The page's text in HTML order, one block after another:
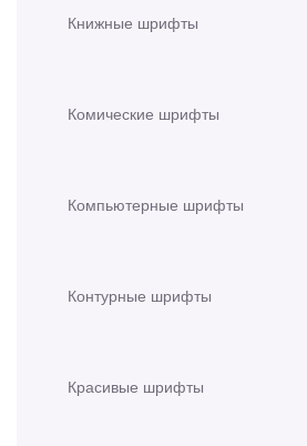
Книжные шрифты
Комические шрифты
Компьютерные шрифты
Контурные шрифты
Красивые шрифты